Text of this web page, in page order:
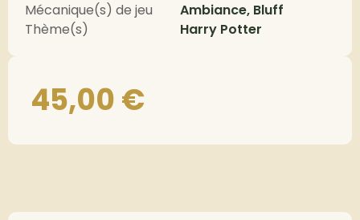
Mécanique(s) de jeu
Ambiance, Bluff
Thème(s)
Harry Potter
45,00€